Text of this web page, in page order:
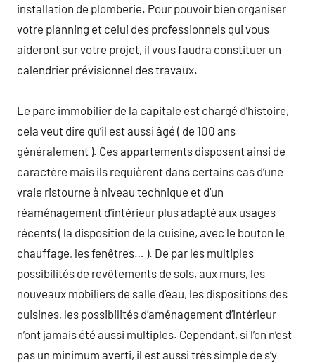
installation de plomberie. Pour pouvoir bien organiser
votre planning et celui des professionnels qui vous
aideront sur votre projet, il vous faudra constituer un
calendrier prévisionnel des travaux.
Le parc immobilier de la capitale est chargé d’histoire,
cela veut dire qu’il est aussi âgé ( de 100 ans
généralement ). Ces appartements disposent ainsi de
caractère mais ils requièrent dans certains cas d’une
vraie ristourne à niveau technique et d’un
réaménagement d’intérieur plus adapté aux usages
récents ( la disposition de la cuisine, avec le bouton le
chauffage, les fenêtres… ). De par les multiples
possibilités de revêtements de sols, aux murs, les
nouveaux mobiliers de salle d’eau, les dispositions des
cuisines, les possibilités d’aménagement d’intérieur
n’ont jamais été aussi multiples. Cependant, si l’on n’est
pas un minimum averti, il est aussi très simple de s’y